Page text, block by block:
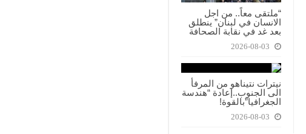
“ملتقى معاً.. من اجل
الانسان في لبنان” ينطلق
بعد غد في نقابة الصحافة
2026-08-03
نيترات نتيناهو من المرفأ
الى الجنوب..إعادة “هندسة
الجغرافيا”بالقوة!
2026-08-03